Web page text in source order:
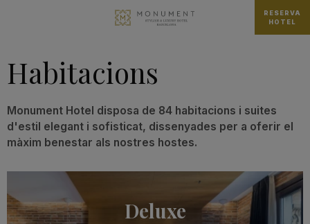
RESERVA
HOTEL
Habitacions
Monument Hotel disposa de 84 habitacions i suites
d'estil elegant i sofisticat, dissenyades per a oferir el
màxim benestar als nostres hostes.
Deluxe